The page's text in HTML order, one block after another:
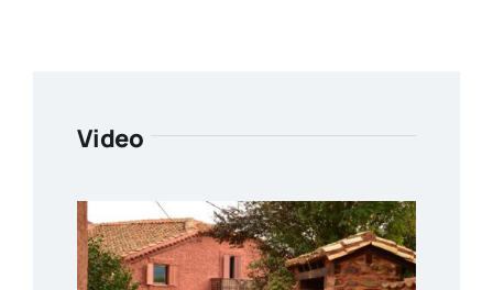
Video